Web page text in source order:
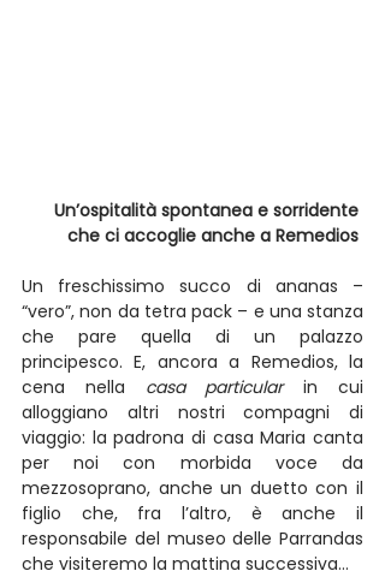
Un’ospitalità spontanea e sorridente
che ci accoglie anche a Remedios
Un freschissimo succo di ananas –
“vero”, non da tetra pack – e una stanza
che pare quella di un palazzo
principesco. E, ancora a Remedios, la
cena nella casa particular in cui
alloggiano altri nostri compagni di
viaggio: la padrona di casa Maria canta
per noi con morbida voce da
mezzosoprano, anche un duetto con il
figlio che, fra l’altro, è anche il
responsabile del museo delle Parrandas
che visiteremo la mattina successiva…